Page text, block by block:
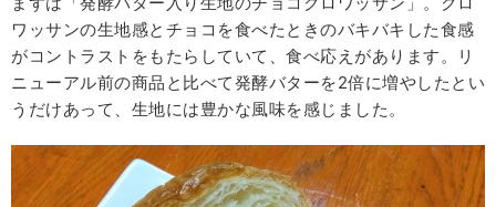
ワッサンの生地感とチョコを食べたときのバキバキした食感
がコントラストをもたらしていて、食べ応えがあります。リ
ニューアル前の商品と比べて発酵バターを2倍に増やしたとい
うだけあって、生地には豊かな風味を感じました。